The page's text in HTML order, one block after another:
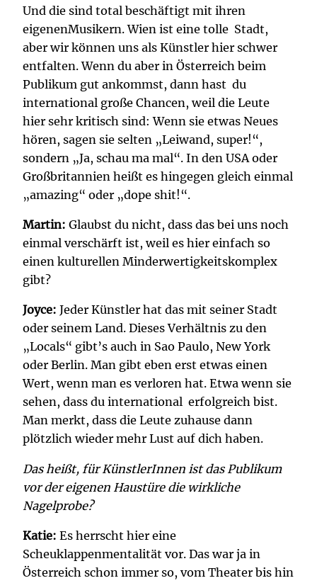
Und die sind total beschäftigt mit ihren
eigenenMusikern. Wien ist eine tolle Stadt,
aber wir können uns als Künstler hier schwer
entfalten. Wenn du aber in Österreich beim
Publikum gut ankommst, dann hast du
international große Chancen, weil die Leute
hier sehr kritisch sind: Wenn sie etwas Neues
hören, sagen sie selten „Leiwand, super!“,
sondern „Ja, schau ma mal“. In den USA oder
Großbritannien heißt es hingegen gleich einmal
„amazing“ oder „dope shit!“.
Martin: Glaubst du nicht, dass das bei uns noch
einmal verschärft ist, weil es hier einfach so
einen kulturellen Minderwertigkeitskomplex
gibt?
Joyce: Jeder Künstler hat das mit seiner Stadt
oder seinem Land. Dieses Verhältnis zu den
„Locals“ gibt’s auch in Sao Paulo, New York
oder Berlin. Man gibt eben erst etwas einen
Wert, wenn man es verloren hat. Etwa wenn sie
sehen, dass du international erfolgreich bist.
Man merkt, dass die Leute zuhause dann
plötzlich wieder mehr Lust auf dich haben.
Das heißt, für KünstlerInnen ist das Publikum
vor der eigenen Haustüre die wirkliche
Nagelprobe?
Katie: Es herrscht hier eine
Scheuklappenmentalität vor. Das war ja in
Österreich schon immer so, vom Theater bis hin